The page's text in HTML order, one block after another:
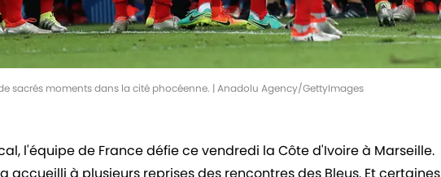
sacrés moments dans la cité phocéenne. | Anadolu Agency/GettyImages
l'équipe de France défie ce vendredi la Côte d'Ivoire à Marseille.